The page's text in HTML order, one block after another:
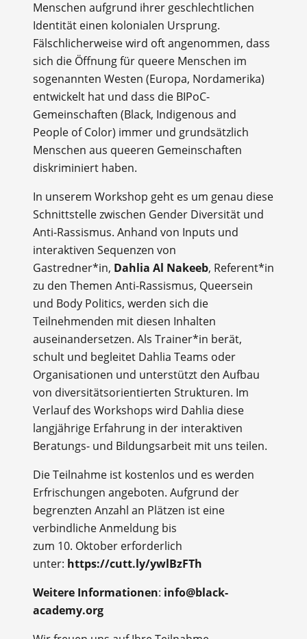
Menschen aufgrund ihrer geschlechtlichen
Identität einen kolonialen Ursprung.
Fälschlicherweise wird oft angenommen, dass
sich die Öffnung für queere Menschen im
sogenannten Westen (Europa, Nordamerika)
entwickelt hat und dass die BIPoC-
Gemeinschaften (Black, Indigenous and
People of Color) immer und grundsätzlich
Menschen aus queeren Gemeinschaften
diskriminiert haben.
In unserem Workshop geht es um genau diese
Schnittstelle zwischen Gender Diversität und
Anti-Rassismus. Anhand von Inputs und
interaktiven Sequenzen von
Gastredner*in, Dahlia Al Nakeeb, Referent*in
zu den Themen Anti-Rassismus, Queersein
und Body Politics, werden sich die
Teilnehmenden mit diesen Inhalten
auseinandersetzen. Als Trainer*in berät,
schult und begleitet Dahlia Teams oder
Organisationen und unterstützt den Aufbau
von diversitätsorientierten Strukturen. Im
Verlauf des Workshops wird Dahlia diese
langjährige Erfahrung in der interaktiven
Beratungs- und Bildungsarbeit mit uns teilen.
Die Teilnahme ist kostenlos und es werden
Erfrischungen angeboten. Aufgrund der
begrenzten Anzahl an Plätzen ist eine
verbindliche Anmeldung bis
zum 10. Oktober erforderlich
unter: https://cutt.ly/ywlBzFTh
Weitere Informationen: info@black-
academy.org